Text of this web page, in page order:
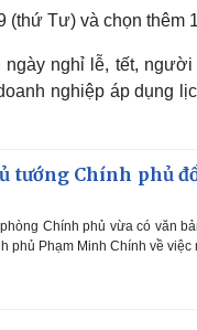
(thứ Tư) và chọn thêm
nghỉ lễ, tết,
nghiệp áp dụng
tướng Chính phủ
Chính phủ vừa có văn
phủ Phạm Minh Chính về